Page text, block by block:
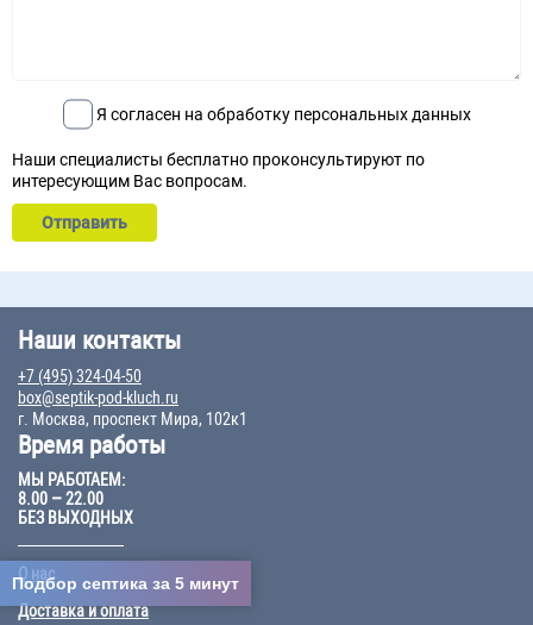
Я согласен на обработку персональных данных
Наши специалисты бесплатно проконсультируют по
интересующим Вас вопросам.
Наши контакты
+7 (495) 324-04-50
box@septik-pod-kluch.ru
г. Москва, проспект Мира, 102к1
Время работы
МЫ РАБОТАЕМ:
8.00 – 22.00
БЕЗ ВЫХОДНЫХ
О нас
Доставка и оплата
Подбор септика за 5 минут